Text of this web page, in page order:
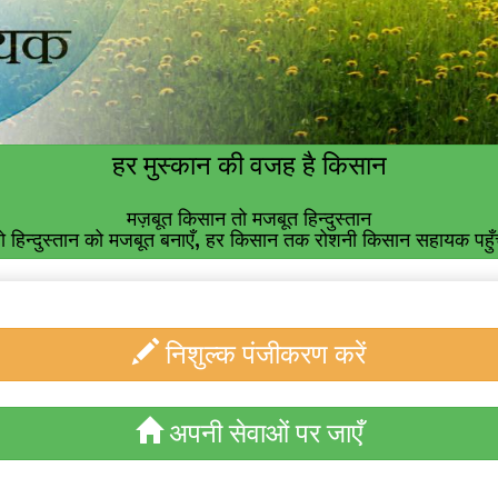
हर मुस्कान की वजह है किसान
मज़बूत किसान तो मजबूत हिन्दुस्तान
हिन्दुस्तान को मजबूत बनाएँ, हर किसान तक रोशनी किसान सहायक
निशुल्क पंजीकरण करें
अपनी सेवाओं पर जाएँ